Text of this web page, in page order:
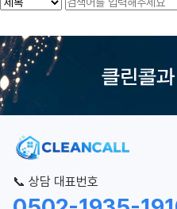
📞 상담 대표번호